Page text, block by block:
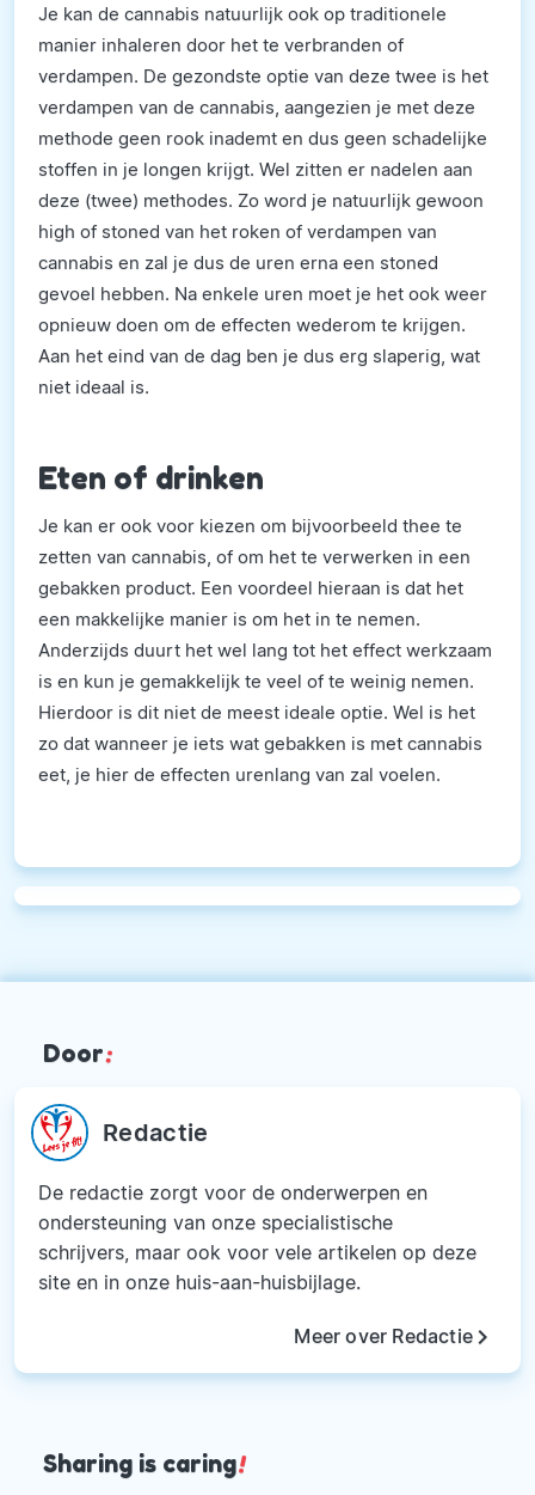
Je kan de cannabis natuurlijk ook op traditionele
manier inhaleren door het te verbranden of
verdampen. De gezondste optie van deze twee is het
verdampen van de cannabis, aangezien je met deze
methode geen rook inademt en dus geen schadelijke
stoffen in je longen krijgt. Wel zitten er nadelen aan
deze (twee) methodes. Zo word je natuurlijk gewoon
high of stoned van het roken of verdampen van
cannabis en zal je dus de uren erna een stoned
gevoel hebben. Na enkele uren moet je het ook weer
opnieuw doen om de effecten wederom te krijgen.
Aan het eind van de dag ben je dus erg slaperig, wat
niet ideaal is.
Eten of drinken
Je kan er ook voor kiezen om bijvoorbeeld thee te
zetten van cannabis, of om het te verwerken in een
gebakken product. Een voordeel hieraan is dat het
een makkelijke manier is om het in te nemen.
Anderzijds duurt het wel lang tot het effect werkzaam
is en kun je gemakkelijk te veel of te weinig nemen.
Hierdoor is dit niet de meest ideale optie. Wel is het
zo dat wanneer je iets wat gebakken is met cannabis
eet, je hier de effecten urenlang van zal voelen.
Door:
Redactie
De redactie zorgt voor de onderwerpen en
ondersteuning van onze specialistische
schrijvers, maar ook voor vele artikelen op deze
site en in onze huis-aan-huisbijlage.
Meer over Redactiekeyboard_arrow_right
Sharing is caring!